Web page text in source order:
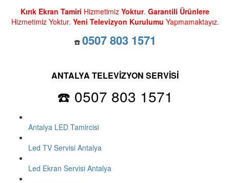
Kırık Ekran Tamiri Hizmetimiz Yoktur. Garantili Ürünlere
Hizmetimiz Yoktur. Yeni Televizyon Kurulumu Yapmamaktayız.
☎️ 0507 803 1571
ANTALYA TELEVİZYON SERVİSİ
☎️ 0507 803 1571
Antalya LED Tamircisi
Led TV Servisi Antalya
Led Ekran Servisi Antalya